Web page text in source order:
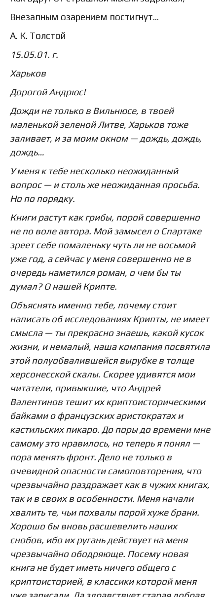
Внезапным озарением постигнут…
А. К. Толстой
15.05.01. г.
Харьков
Дорогой Андрюс!
Дожди не только в Вильнюсе, в твоей
маленькой зеленой Литве, Харьков тоже
заливает, и за моим окном — дождь, дождь,
дождь…
У меня к тебе несколько неожиданный
вопрос — и столь же неожиданная просьба.
Но по порядку.
Книги растут как грибы, порой совершенно
не по воле автора. Мой замысел о Спартаке
зреет себе помаленьку чуть ли не восьмой
уже год, а сейчас у меня совершенно не в
очередь наметился роман, о чем бы ты
думал? О нашей Крипте.
Объяснять именно тебе, почему стоит
написать об исследованиях Крипты, не имеет
смысла — ты прекрасно знаешь, какой кусок
жизни, и немалый, наша компания посвятила
этой полуобвалившейся вырубке в толще
херсонесской скалы. Скорее удивятся мои
читатели, привыкшие, что Андрей
Валентинов тешит их криптоисторическими
байками о французских аристократах и
кастильских пикаро. До поры до времени мне
самому это нравилось, но теперь я понял —
пора менять фронт. Дело не только в
очевидной опасности самоповторения, что
чрезвычайно раздражает как в чужих книгах,
так и в своих в особенности. Меня начали
хвалить те, чьи похвалы порой хуже брани.
Хорошо бы вновь расшевелить наших
снобов, ибо их ругань действует на меня
чрезвычайно ободряюще. Посему новая
книга не будет иметь ничего общего с
криптоисторией, в классики которой меня